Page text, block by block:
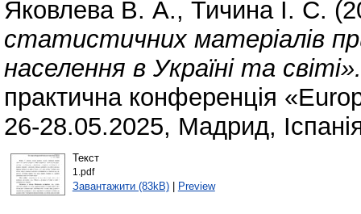
Яковлева В. А., Тичина І. С.
статистичних матеріалів
населення в Україні та світі».
практична конференція
26-28.05.2025, Мадрид,
Текст
1.pdf
Завантажити (83kB)| Preview